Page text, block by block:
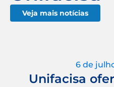
Veja mais notícias
6 de
Unifacisa